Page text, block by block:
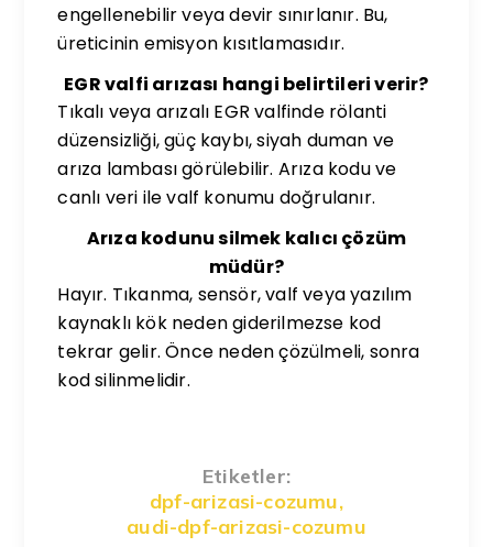
engellenebilir veya devir sınırlanır. Bu,
üreticinin emisyon kısıtlamasıdır.
EGR valfi arızası hangi belirtileri verir?
Tıkalı veya arızalı EGR valfinde rölanti
düzensizliği, güç kaybı, siyah duman ve
arıza lambası görülebilir. Arıza kodu ve
canlı veri ile valf konumu doğrulanır.
Arıza kodunu silmek kalıcı çözüm
müdür?
Hayır. Tıkanma, sensör, valf veya yazılım
kaynaklı kök neden giderilmezse kod
tekrar gelir. Önce neden çözülmeli, sonra
kod silinmelidir.
Etiketler:
dpf-arizasi-cozumu,
audi-dpf-arizasi-cozumu